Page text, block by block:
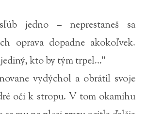
jedno – neprestaneš sa
oprava dopadne akokoľvek.
kto by tým trpel...”
vydýchol a obrátil svoje
oči k stropu. V tom okamihu